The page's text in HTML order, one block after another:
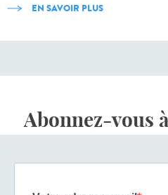
EN SAVOIR PLUS
Abonnez-vous